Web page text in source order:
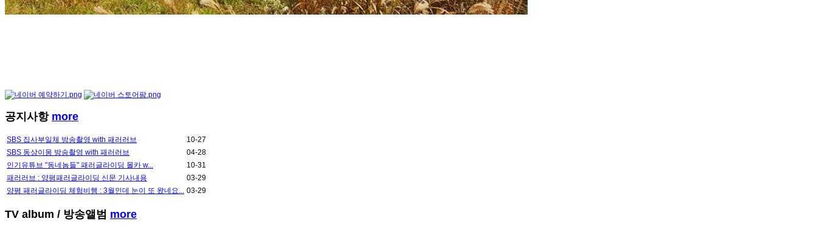
공지사항 more
SBS 집사부일체 방송촬영 with 패러러브
10-27
SBS 동상이몽 방송촬영 with 패러러브
04-28
인기유튜브 "동네놈들" 패러글라이딩 몰카 w...
10-31
패러러브 : 양평패러글라이딩 신문 기사내용
03-29
양평 패러글라이딩 체험비행 : 3월인데 눈이 또 왔네요... 03-29
TV album / 방송앨범 more